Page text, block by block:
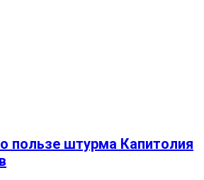
пользе штурма Капитолия